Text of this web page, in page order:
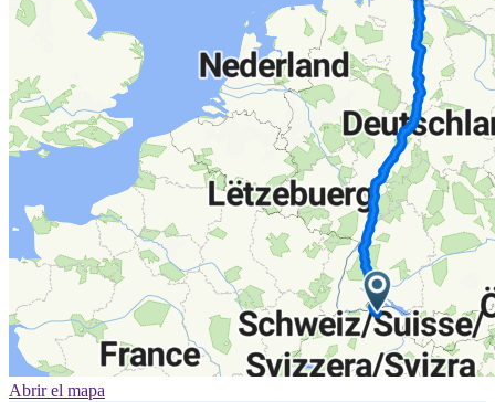
Abrir el mapa